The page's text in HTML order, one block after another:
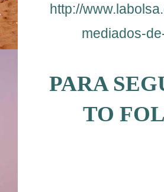
http://
mediados-
PARA
TO